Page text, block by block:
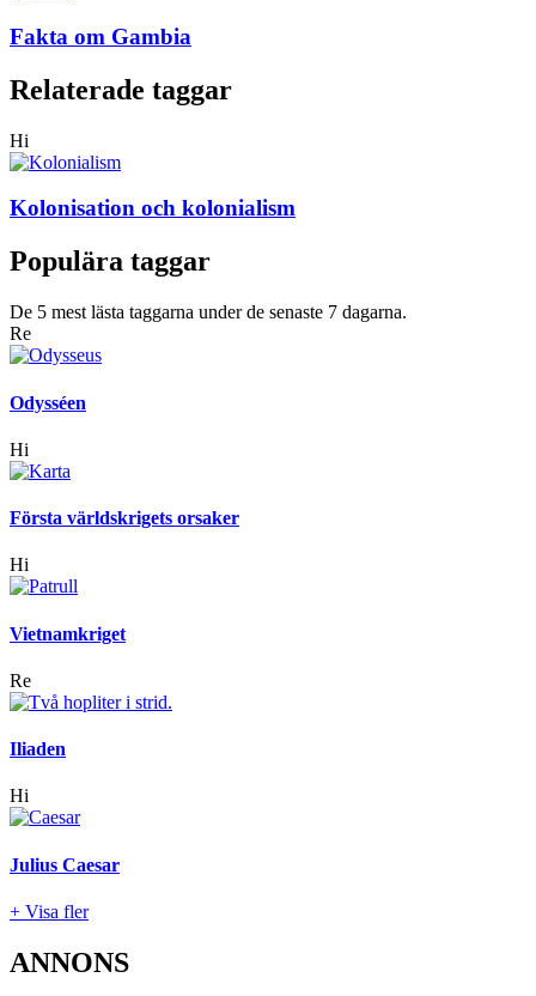
Fakta om Gambia
Relaterade taggar
Hi
Kolonisation och kolonialism
Populära taggar
De 5 mest lästa taggarna under de senaste 7 dagarna.
Re
Odysséen
Hi
Första världskrigets orsaker
Hi
Vietnamkriget
Re
Iliaden
Hi
Julius Caesar
+ Visa fler
ANNONS